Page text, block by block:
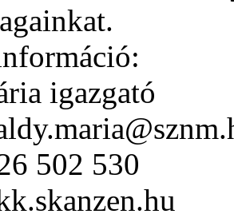
igazgató
502 530